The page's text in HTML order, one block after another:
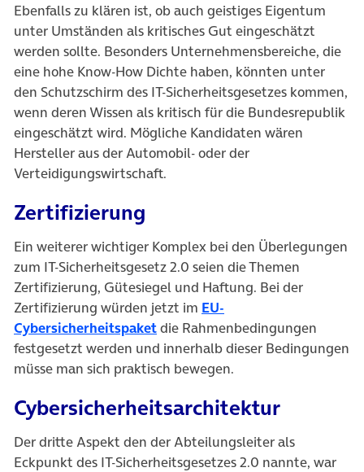
Ebenfalls zu klären ist, ob auch geistiges Eigentum
unter Umständen als kritisches Gut eingeschätzt
werden sollte. Besonders Unternehmensbereiche, die
eine hohe Know-How Dichte haben, könnten unter
den Schutzschirm des IT-Sicherheitsgesetzes kommen,
wenn deren Wissen als kritisch für die Bundesrepublik
eingeschätzt wird. Mögliche Kandidaten wären
Hersteller aus der Automobil- oder der
Verteidigungswirtschaft.
Zertifizierung
Ein weiterer wichtiger Komplex bei den Überlegungen
zum IT-Sicherheitsgesetz 2.0 seien die Themen
Zertifizierung, Gütesiegel und Haftung. Bei der
Zertifizierung würden jetzt im EU-
Cybersicherheitspaket(öffnet in neuem Tab)
die Rahmenbedingungen
festgesetzt werden und innerhalb dieser Bedingungen
müsse man sich praktisch bewegen.
Cybersicherheitsarchitektur
Der dritte Aspekt den der Abteilungsleiter als
Eckpunkt des IT-Sicherheitsgesetzes 2.0 nannte, war